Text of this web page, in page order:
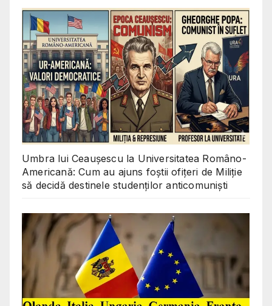
Umbra lui Ceaușescu la Universitatea Româno-
Americană: Cum au ajuns foștii ofițeri de Miliție
să decidă destinele studenților anticomuniști